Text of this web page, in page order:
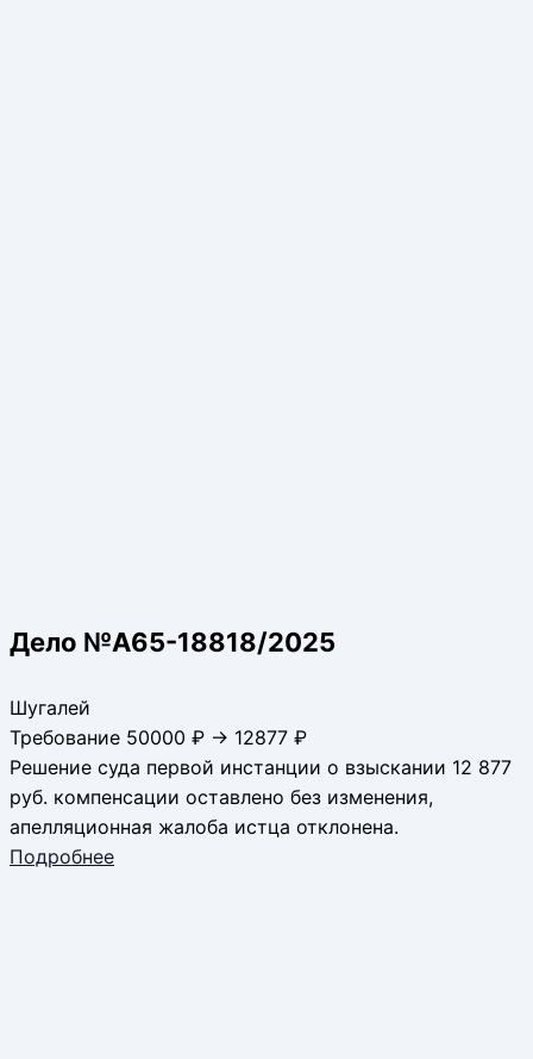
Дело №А65-18818/2025
Шугалей
Требование 50000 ₽ → 12877 ₽
Решение суда первой инстанции о взыскании 12 877
руб. компенсации оставлено без изменения,
апелляционная жалоба истца отклонена.
Подробнее